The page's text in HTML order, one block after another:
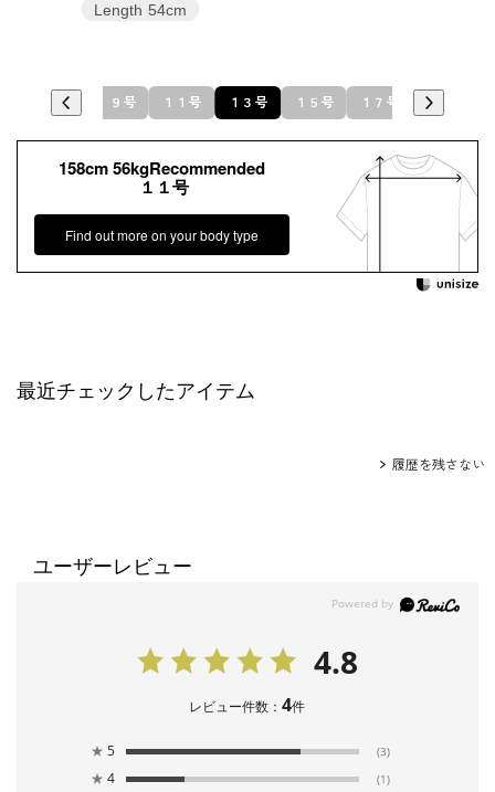
Length 54cm
９号 １１号 １３号 １５号 １７号
158cm 56kgRecommended
１１号
Find out more on your body type
最近チェックしたアイテム
履歴を残さない
ユーザーレビュー
4.8
レビュー件数：4件
★ 5 (3)
★ 4 (1)